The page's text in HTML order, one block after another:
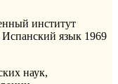
институт
язык 1969
наук,